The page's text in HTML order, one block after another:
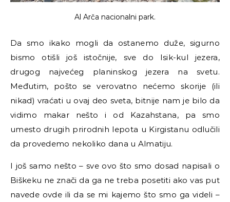
Al Arča nacionalni park.
Da smo ikako mogli da ostanemo duže, sigurno
bismo otišli još istočnije, sve do Isik-kul jezera,
drugog najvećeg planinskog jezera na svetu.
Međutim, pošto se verovatno nećemo skorije (ili
nikad) vraćati u ovaj deo sveta, bitnije nam je bilo da
vidimo makar nešto i od Kazahstana, pa smo
umesto drugih prirodnih lepota u Kirgistanu odlučili
da provedemo nekoliko dana u Almatiju.
I još samo nešto – sve ovo što smo dosad napisali o
Biškeku ne znači da ga ne treba posetiti ako vas put
navede ovde ili da se mi kajemo što smo ga videli –